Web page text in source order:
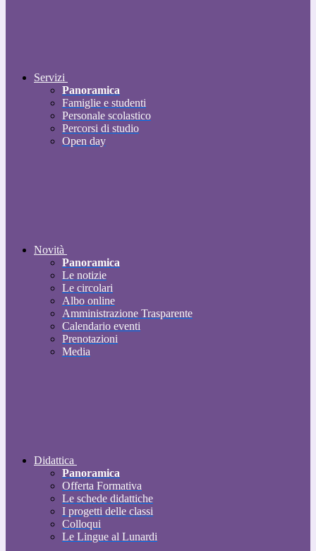
Servizi
Panoramica
Famiglie e studenti
Personale scolastico
Percorsi di studio
Open day
Novità
Panoramica
Le notizie
Le circolari
Albo online
Amministrazione Trasparente
Calendario eventi
Prenotazioni
Media
Didattica
Panoramica
Offerta Formativa
Le schede didattiche
I progetti delle classi
Colloqui
Le Lingue al Lunardi